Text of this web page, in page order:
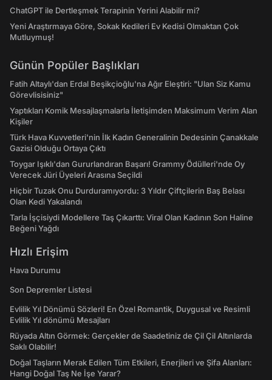
ChatGPT ile Dertleşmek Terapinin Yerini Alabilir mi?
Yeni Araştırmaya Göre, Sokak Kedileri Ev Kedisi Olmaktan Çok
Mutluymuş!
Günün Popüler Başlıkları
Fatih Altaylı'dan Erdal Beşikçioğlu'na Ağır Eleştiri: "Ulan Siz Kamu
Görevlisisiniz"
Yaptıkları Komik Mesajlaşmalarla İletişimden Maksimum Verim Alan
Kişiler
Türk Hava Kuvvetleri'nin İlk Kadın Generalinin Dedesinin Çanakkale
Gazisi Olduğu Ortaya Çıktı
Toygar Işıklı'dan Gururlandıran Başarı! Grammy Ödülleri'nde Oy
Verecek Jüri Üyeleri Arasına Seçildi
Hiçbir Tuzak Onu Durduramıyordu: 3 Yıldır Çiftçilerin Baş Belası
Olan Kedi Yakalandı
Tarla İşçisiydi Modellere Taş Çıkarttı: Viral Olan Kadının Son Haline
Beğeni Yağdı
Hızlı Erişim
Hava Durumu
Son Depremler Listesi
Evlilik Yıl Dönümü Sözleri! En Özel Romantik, Duygusal ve Resimli
Evlilik Yıl dönümü Mesajları
Rüyada Altın Görmek: Gerçekler de Saadetiniz de Çil Çil Altınlarda
Saklı Olabilir!
Doğal Taşların Merak Edilen Tüm Etkileri, Enerjileri ve Şifa Alanları:
Hangi Doğal Taş Ne İşe Yarar?